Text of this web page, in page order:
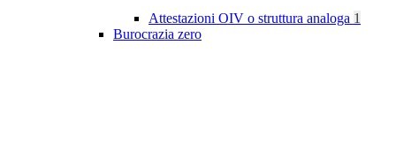
Attestazioni OIV o struttura analoga 1
Burocrazia zero